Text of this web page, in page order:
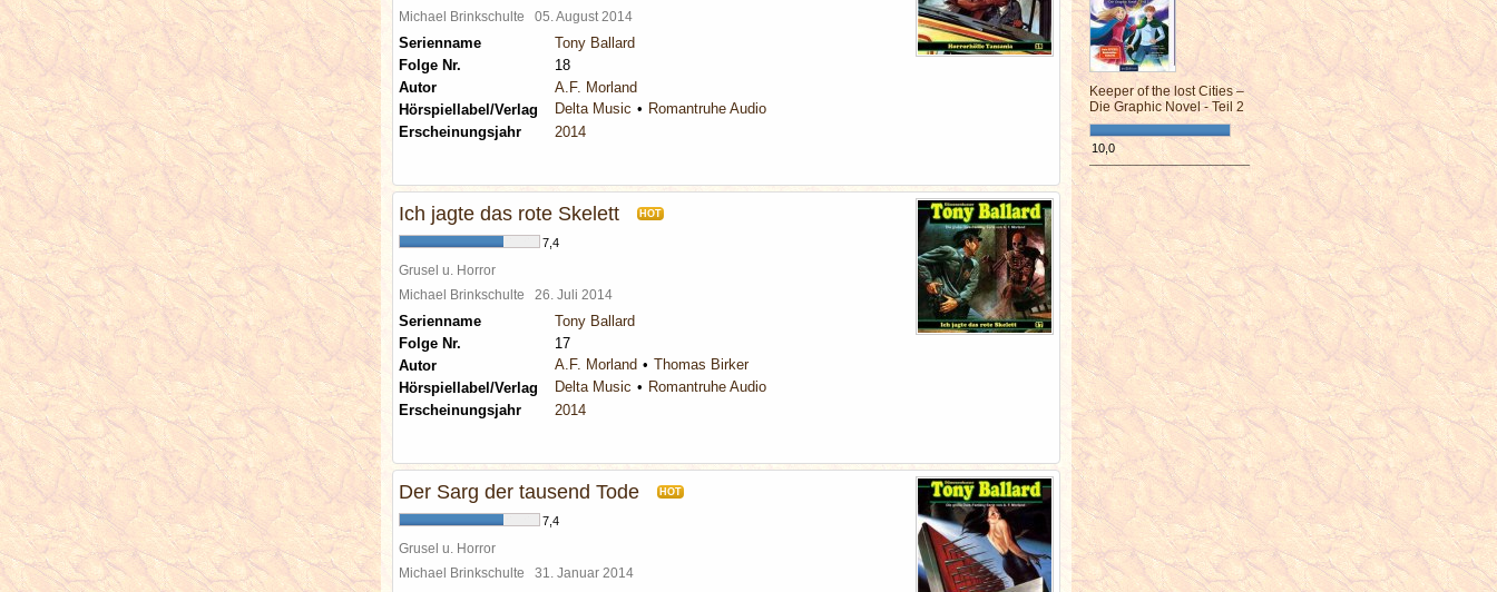
Michael Brinkschulte 05. August 2014
Serienname
Tony Ballard
Folge Nr.
18
Autor
A.F. Morland
Hörspiellabel/Verlag
Delta Music
Romantruhe Audio
Erscheinungsjahr
2014
Ich jagte das rote Skelett HOT
7,4
Grusel u. Horror
Michael Brinkschulte 26. Juli 2014
Serienname
Tony Ballard
Folge Nr.
17
Autor
A.F. Morland
Thomas Birker
Hörspiellabel/Verlag
Delta Music
Romantruhe Audio
Erscheinungsjahr
2014
Der Sarg der tausend Tode HOT
7,4
Grusel u. Horror
Michael Brinkschulte 31. Januar 2014
Keeper of the lost Cities –
Die Graphic Novel - Teil 2
10,0
¯¯¯¯¯¯¯¯¯¯¯¯¯¯¯¯¯¯¯¯¯¯¯¯